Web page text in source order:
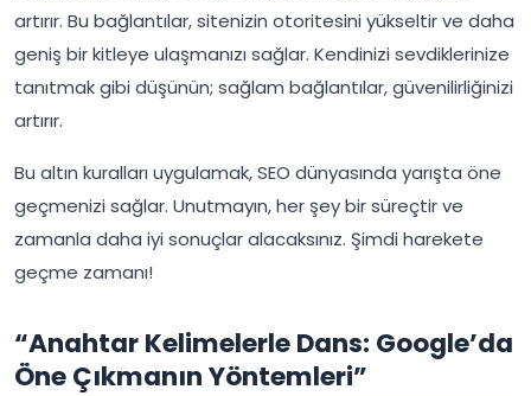
artırır. Bu bağlantılar, sitenizin otoritesini yükseltir ve daha
geniş bir kitleye ulaşmanızı sağlar. Kendinizi sevdiklerinize
tanıtmak gibi düşünün; sağlam bağlantılar, güvenilirliğinizi
artırır.
Bu altın kuralları uygulamak, SEO dünyasında yarışta öne
geçmenizi sağlar. Unutmayın, her şey bir süreçtir ve
zamanla daha iyi sonuçlar alacaksınız. Şimdi harekete
geçme zamanı!
“Anahtar Kelimelerle Dans: Google’da
Öne Çıkmanın Yöntemleri”